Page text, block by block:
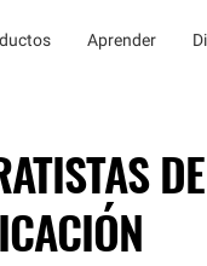
Aprender